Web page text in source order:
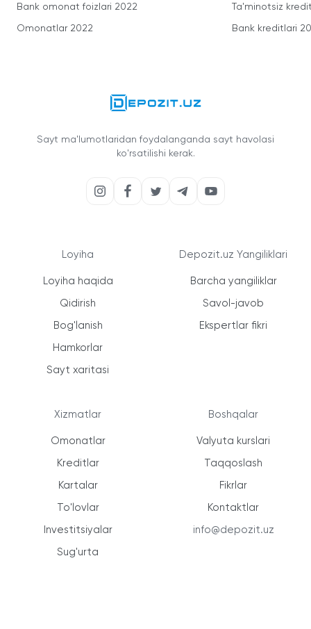
Bank omonat foizlari 2022
Omonatlar 2022
Ta'minotsiz
Bank kreditlari
Sayt ma'lumotlaridan foydalanganda sayt havolasi
ko'rsatilishi kerak.
Loyiha
Loyiha haqida
Qidirish
Bog'lanish
Hamkorlar
Sayt xaritasi
Xizmatlar
Omonatlar
Kreditlar
Kartalar
To'lovlar
Investitsiyalar
Sug'urta
Depozit.uz Yangiliklari
Barcha yangiliklar
Savol-javob
Ekspertlar fikri
Boshqalar
Valyuta kurslari
Taqqoslash
Fikrlar
Kontaktlar
info@depozit.uz